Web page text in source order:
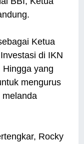
Ketua
di IKN
Hingga yang
mengurus
melanda
Rocky